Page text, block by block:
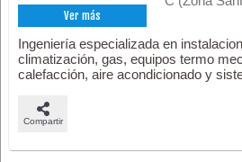
Ver más
Ingeniería especializada en
climatización, gas, equipos termo
calefacción, aire acondicionado y
Compartir